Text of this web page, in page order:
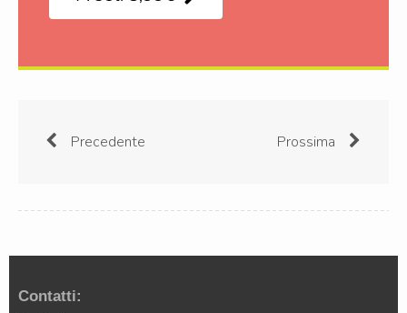
Precedente Prossima
Contatti: